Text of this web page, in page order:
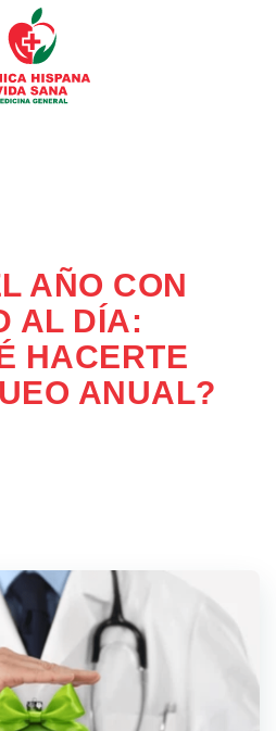
AÑO CON
AL DÍA:
HACERTE
ANUAL?